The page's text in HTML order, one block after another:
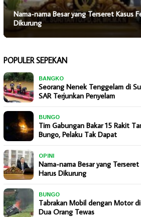
Nama-nama Besar yang Terseret Kasus
Dikurung
POPULER SEPEKAN
BANGKO
Seorang Nenek Tenggelam di
SAR Terjunkan Penyelam
BUNGO
Tim Gabungan Bakar 15 Rakit
Bungo, Pelaku Tak Dapat
OPINI
Nama-nama Besar yang
Harus Dikurung
BUNGO
Tabrakan Mobil dengan Motor
Dua Orang Tewas